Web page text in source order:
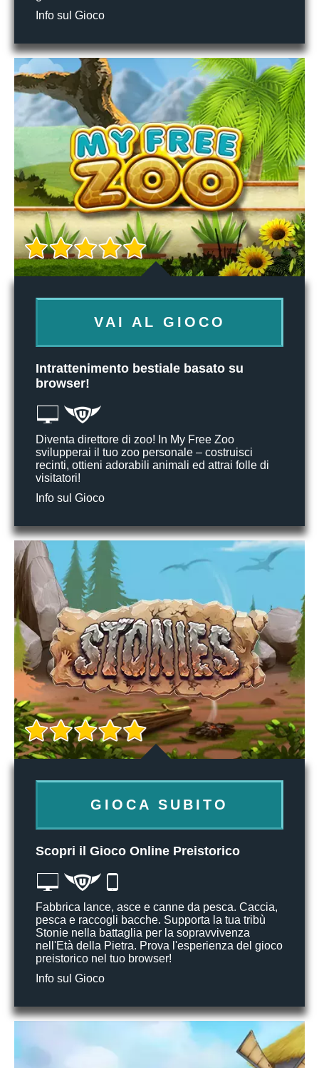
Info sul Gioco
VAI AL GIOCO
Intrattenimento bestiale basato su
browser!
Diventa direttore di zoo! In My Free Zoo
svilupperai il tuo zoo personale – costruisci
recinti, ottieni adorabili animali ed attrai folle di
visitatori!
Info sul Gioco
GIOCA SUBITO
Scopri il Gioco Online Preistorico
Fabbrica lance, asce e canne da pesca. Caccia,
pesca e raccogli bacche. Supporta la tua tribù
Stonie nella battaglia per la sopravvivenza
nell'Età della Pietra. Prova l'esperienza del gioco
preistorico nel tuo browser!
Info sul Gioco